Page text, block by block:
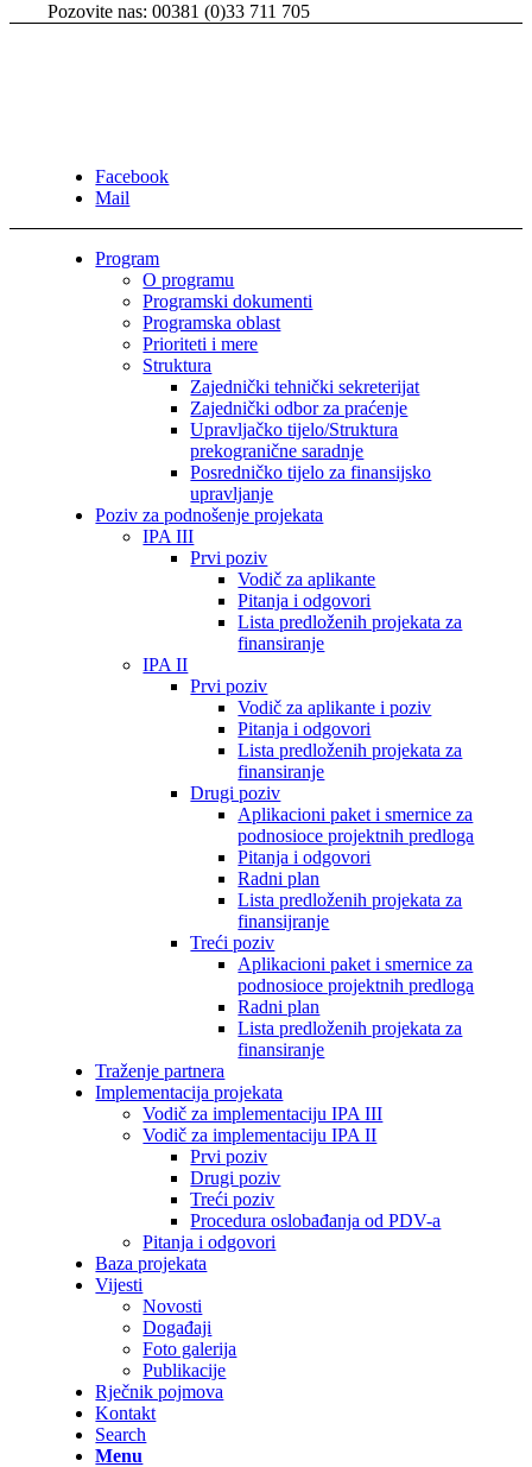
Pozovite nas: 00381 (0)33 711 705
Facebook
Mail
Program
O programu
Programski dokumenti
Programska oblast
Prioriteti i mere
Struktura
Zajednički tehnički sekreterijat
Zajednički odbor za praćenje
Upravljačko tijelo/Struktura
prekogranične saradnje
Posredničko tijelo za finansijsko
upravljanje
Poziv za podnošenje projekata
IPA III
Prvi poziv
Vodič za aplikante
Pitanja i odgovori
Lista predloženih projekata za
finansiranje
IPA II
Prvi poziv
Vodič za aplikante i poziv
Pitanja i odgovori
Lista predloženih projekata za
finansiranje
Drugi poziv
Aplikacioni paket i smernice za
podnosioce projektnih predloga
Pitanja i odgovori
Radni plan
Lista predloženih projekata za
finansijranje
Treći poziv
Aplikacioni paket i smernice za
podnosioce projektnih predloga
Radni plan
Lista predloženih projekata za
finansiranje
Traženje partnera
Implementacija projekata
Vodič za implementaciju IPA III
Vodič za implementaciju IPA II
Prvi poziv
Drugi poziv
Treći poziv
Procedura oslobađanja od PDV-a
Pitanja i odgovori
Baza projekata
Vijesti
Novosti
Događaji
Foto galerija
Publikacije
Rječnik pojmova
Kontakt
Search
Menu